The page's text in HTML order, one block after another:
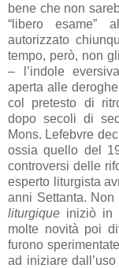
bene che non
“libero esame”
autorizzato
tempo, però, non
– l’indole
aperta alle
col pretesto di
dopo secoli di
Mons. Lefebvre
ossia quello del
controversi delle
esperto liturgista
anni Settanta. Non
liturgique iniziò in
molte novità poi
furono
ad iniziare